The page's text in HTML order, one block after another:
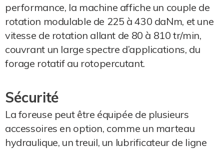
performance, la machine affiche un couple de
rotation modulable de 225 à 430 daNm, et une
vitesse de rotation allant de 80 à 810 tr/min,
couvrant un large spectre d’applications, du
forage rotatif au rotopercutant.
Sécurité
La foreuse peut être équipée de plusieurs
accessoires en option, comme un marteau
hydraulique, un treuil, un lubrificateur de ligne